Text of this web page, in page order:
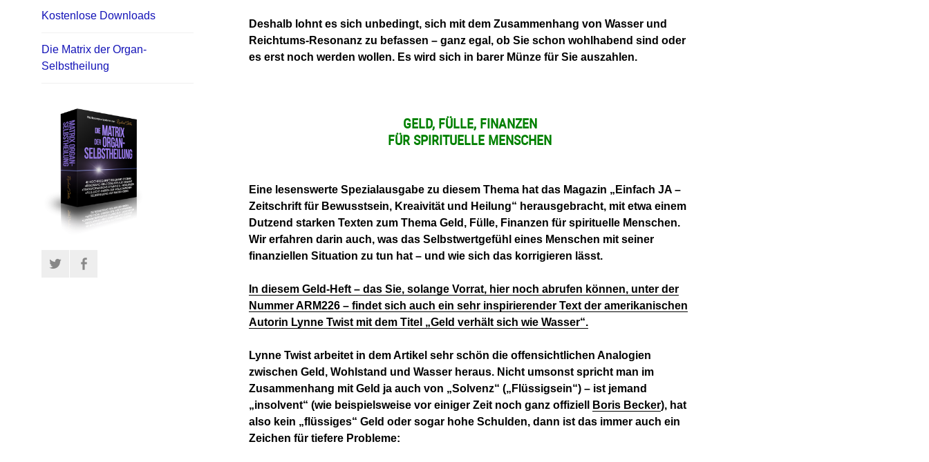
Kostenlose Downloads
Die Matrix der Organ-
Selbstheilung
Twitter
Deshalb lohnt es sich unbedingt, sich mit dem Zusammenhang von Wasser und
Reichtums-Resonanz zu befassen – ganz egal, ob Sie schon wohlhabend sind oder
es erst noch werden wollen. Es wird sich in barer Münze für Sie auszahlen.
GELD, FÜLLE, FINANZEN
FÜR SPIRITUELLE MENSCHEN
Eine lesenswerte Spezialausgabe zu diesem Thema hat das Magazin „Einfach JA –
Zeitschrift für Bewusstsein, Kreaivität und Heilung“ herausgebracht, mit etwa einem
Dutzend starken Texten zum Thema Geld, Fülle, Finanzen für spirituelle Menschen.
Wir erfahren darin auch, was das Selbstwertgefühl eines Menschen mit seiner
finanziellen Situation zu tun hat – und wie sich das korrigieren lässt.
In diesem Geld-Heft – das Sie, solange Vorrat, hier noch abrufen können, unter der
Nummer ARM226 – findet sich auch ein sehr inspirierender Text der amerikanischen
Autorin Lynne Twist mit dem Titel „Geld verhält sich wie Wasser“.
Lynne Twist arbeitet in dem Artikel sehr schön die offensichtlichen Analogien
zwischen Geld, Wohlstand und Wasser heraus. Nicht umsonst spricht man im
Zusammenhang mit Geld ja auch von „Solvenz“ („Flüssigsein“) – ist jemand
„insolvent“ (wie beispielsweise vor einiger Zeit noch ganz offiziell
Boris Becker), hat
also kein „flüssiges“ Geld oder sogar hohe Schulden, dann ist das immer auch ein
Zeichen für tiefere Probleme: